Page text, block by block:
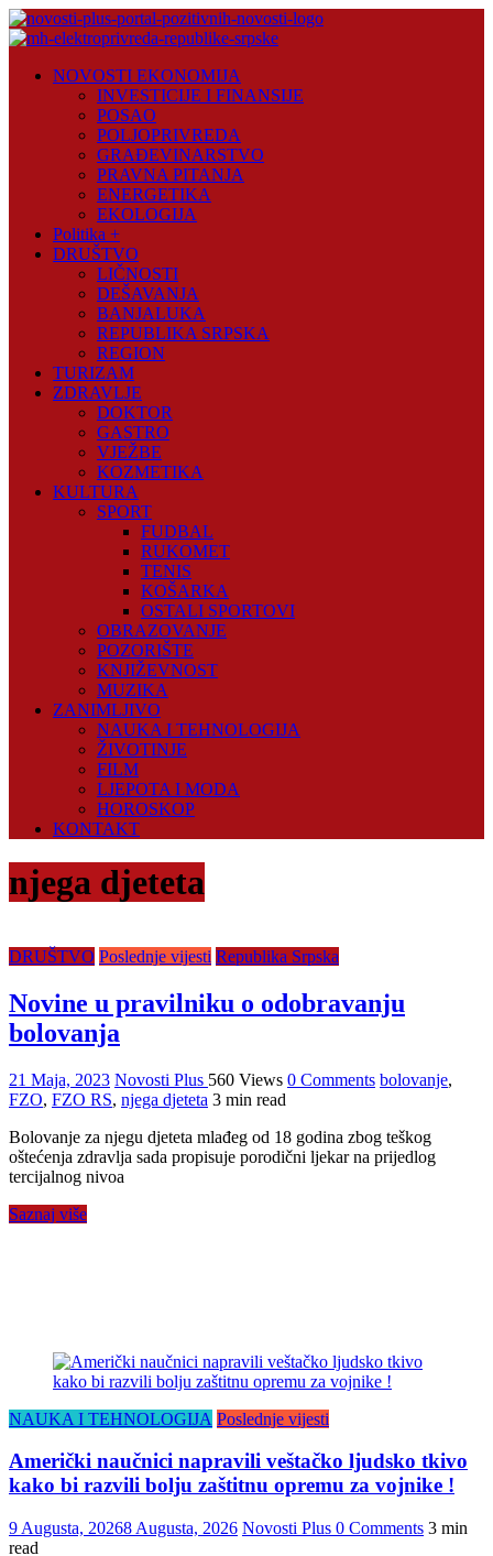
Skip
to
Plus
NOVOSTI EKONOMIJA
INVESTICIJE I FINANSIJE
POSAO
POLJOPRIVREDA
GRAĐEVINARSTVO
PRAVNA PITANJA
ENERGETIKA
EKOLOGIJA
Politika +
DRUŠTVO
LIČNOSTI
DEŠAVANJA
BANJALUKA
REPUBLIKA SRPSKA
REGION
TURIZAM
ZDRAVLJE
DOKTOR
GASTRO
VJEŽBE
KOZMETIKA
KULTURA
SPORT
FUDBAL
RUKOMET
TENIS
KOŠARKA
OSTALI SPORTOVI
OBRAZOVANJE
POZORIŠTE
KNJIŽEVNOST
MUZIKA
ZANIMLJIVO
NAUKA I TEHNOLOGIJA
ŽIVOTINJE
FILM
LJEPOTA I MODA
HOROSKOP
KONTAKT
njega djeteta
DRUŠTVO Poslednje vijesti Republika Srpska
Novine u pravilniku o odobravanju
bolovanja
21 Maja, 2023 Novosti Plus 560 Views 0 Comments bolovanje,
FZO, FZO RS, njega djeteta 3 min read
Bolovanje za njegu djeteta mlađeg od 18 godina zbog teškog
oštećenja zdravlja sada propisuje porodični ljekar na prijedlog
tercijalnog nivoa
Saznaj više
NAUKA I TEHNOLOGIJA Poslednje vijesti
Američki naučnici napravili veštačko ljudsko tkivo
kako bi razvili bolju zaštitnu opremu za vojnike !
9 Augusta, 20268 Augusta, 2026 Novosti Plus 0 Comments 3 min
read